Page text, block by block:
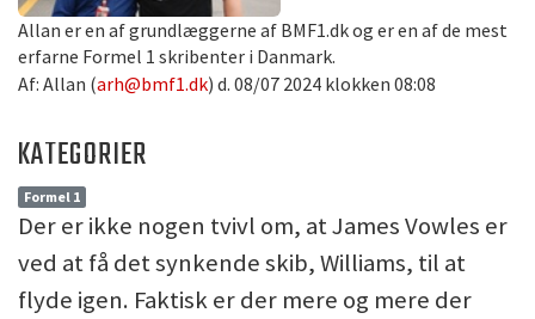
Allan er en af grundlæggerne af BMF1.dk og er en af de mest
erfarne Formel 1 skribenter i Danmark.
Af: Allan (arh@bmf1.dk) d. 08/07 2024 klokken 08:08
KATEGORIER
Formel 1
Der er ikke nogen tvivl om, at James Vowles er
ved at få det synkende skib, Williams, til at
flyde igen. Faktisk er der mere og mere der